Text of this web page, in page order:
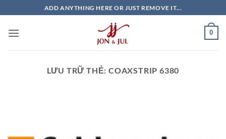
qua
nội
ADD ANYTHING HERE OR JUST REMOVE IT...
0
LƯU TRỮ THẺ:COAXSTRIP 6380